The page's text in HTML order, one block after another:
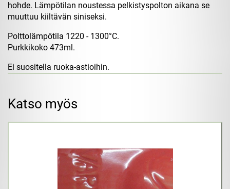
hohde. Lämpötilan noustessa pelkistyspolton aikana se
muuttuu kiiltävän siniseksi.
Polttolämpötila 1220 - 1300°C.
Purkkikoko 473ml.
Ei suositella ruoka-astioihin.
Katso myös